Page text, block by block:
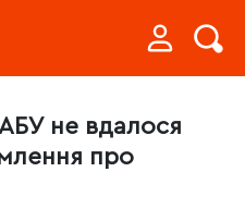
не вдалося
про